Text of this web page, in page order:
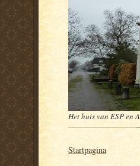
Het huis van ESP en
Startpagina